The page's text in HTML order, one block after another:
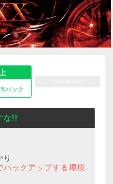
%バック
な!!
り
バックアップする環境